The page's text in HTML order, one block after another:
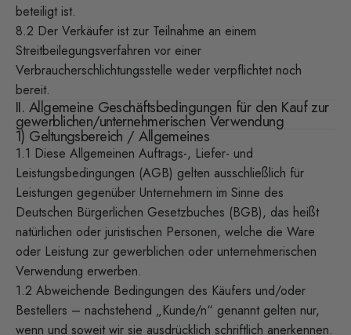
beteiligt ist.
8.2 Der Verkäufer ist zur Teilnahme an einem
Streitbeilegungsverfahren vor einer
Verbraucherschlichtungsstelle weder verpflichtet noch
bereit.
II. Allgemeine Geschäftsbedingungen für den Kauf zur
gewerblichen/unternehmerischen Verwendung
1) Geltungsbereich / Allgemeines
1.1 Diese Allgemeinen Auftrags-, Liefer- und
Leistungsbedingungen (AGB) gelten ausschließlich für
Leistungen gegenüber Unternehmern im Sinne des
Deutschen Bürgerlichen Gesetzbuches (BGB), das heißt
natürlichen oder juristischen Personen, welche die Ware
oder Leistung zur gewerblichen oder unternehmerischen
Verwendung erwerben.
1.2 Abweichende Bedingungen des Käufers und/oder
Bestellers – nachstehend „Kunde/n“ genannt gelten nur,
wenn und soweit wir sie ausdrücklich schriftlich anerkennen.